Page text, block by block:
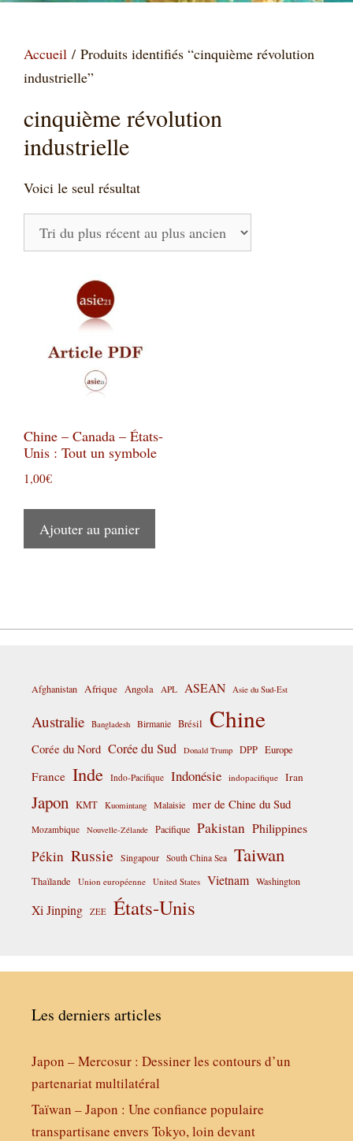
Accueil / Produits identifiés “cinquième révolution
industrielle”
cinquième révolution
industrielle
Voici le seul résultat
Chine – Canada – États-
Unis : Tout un symbole
1,00€
Ajouter au panier
Afghanistan Afrique Angola APL ASEAN Asie du Sud-Est
Australie Bangladesh Birmanie Brésil Chine
Corée du Nord Corée du Sud Donald Trump DPP Europe
France Inde Indo-Pacifique Indonésie indopacifique Iran
Japon KMT Kuomintang Malaisie mer de Chine du Sud
Mozambique Nouvelle-Zélande Pacifique Pakistan Philippines
Pékin Russie Singapour South China Sea Taiwan
Thaïlande Union européenne United States Vietnam Washington
Xi Jinping ZEE États-Unis
Les derniers articles
Japon – Mercosur : Dessiner les contours d’un
partenariat multilatéral
Taïwan – Japon : Une confiance populaire
transpartisane envers Tokyo, loin devant